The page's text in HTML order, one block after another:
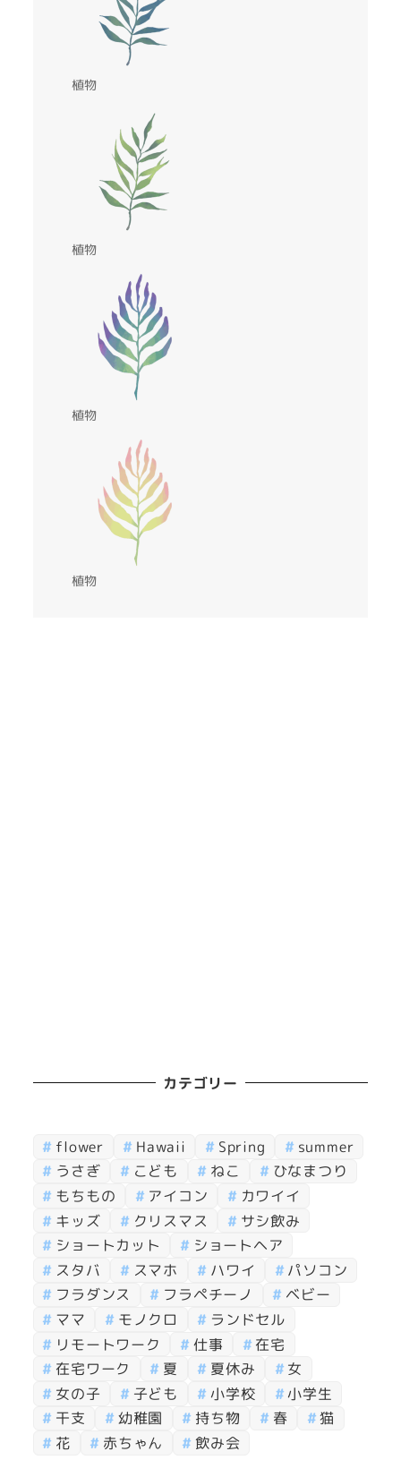
植物
植物
植物
植物
カテゴリー
flower Hawaii Spring
summer
うさぎ
こども ねこ
ひなまつり
もちもの
アイコン
カワイイ
キッズ
クリスマス
サシ飲み
ショートカット
ショートヘア
スタバ
スマホ ハワイ
パソコン
フラダンス
フラペチーノ
ベビー
ママ
モノクロ
ランドセル
リモートワーク
仕事
在宅
在宅ワーク
夏 夏休み
女
女の子
子ども 小学校
小学生
干支
幼稚園 持ち物 春
猫
花
赤ちゃん 飲み会